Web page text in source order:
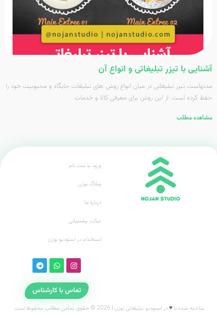
آشنایی با تیزر تبلیغاتی و انواع آن
مدتهاست تیزر تبلیغاتی در میان انواع روش های تبلیغات جایگاه و محبوبیت خود را
حفظ کرده است. از این روش برای معرفی کالا و خدمات
مشاهده مطلب
ورود یا ثبت نام
وبلاگ نوژن
درباره ما
تیکت پشتیبانی
استخدام در استودیو نوژن
تماس با کارشناس
ساخته شده با ♥ در استودیو تبلیغاتی نوژن | 2026 © حقوق تمامی مطالب محفوظ است.